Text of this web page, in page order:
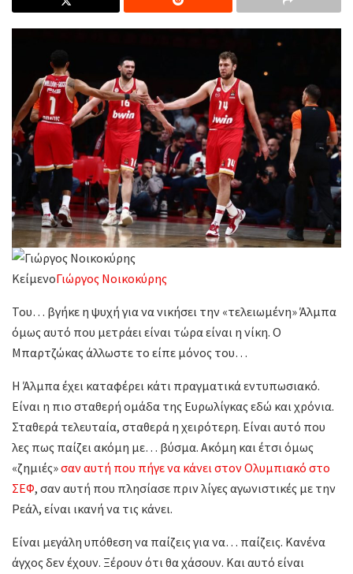
ΚείμενοΓιώργος Νοικοκύρης
Του… βγήκε η ψυχή για να νικήσει την «τελειωμένη» Άλμπα
όμως αυτό που μετράει είναι τώρα είναι η νίκη. Ο
Μπαρτζώκας άλλωστε το είπε μόνος του…
Η Άλμπα έχει καταφέρει κάτι πραγματικά εντυπωσιακό.
Είναι η πιο σταθερή ομάδα της Ευρωλίγκας εδώ και χρόνια.
Σταθερά τελευταία, σταθερά η χειρότερη. Είναι αυτό που
λες πως παίζει ακόμη με… βύσμα. Ακόμη και έτσι όμως
«ζημιές»σαν αυτή που πήγε να κάνει στον Ολυμπιακό στο
ΣΕΦ, σαν αυτή που πλησίασε πριν λίγες αγωνιστικές με την
Ρεάλ, είναι ικανή να τις κάνει.
Είναι μεγάλη υπόθεση να παίζεις για να… παίζεις. Κανένα
άγχος δεν έχουν. Ξέρουν ότι θα χάσουν. Και αυτό είναι